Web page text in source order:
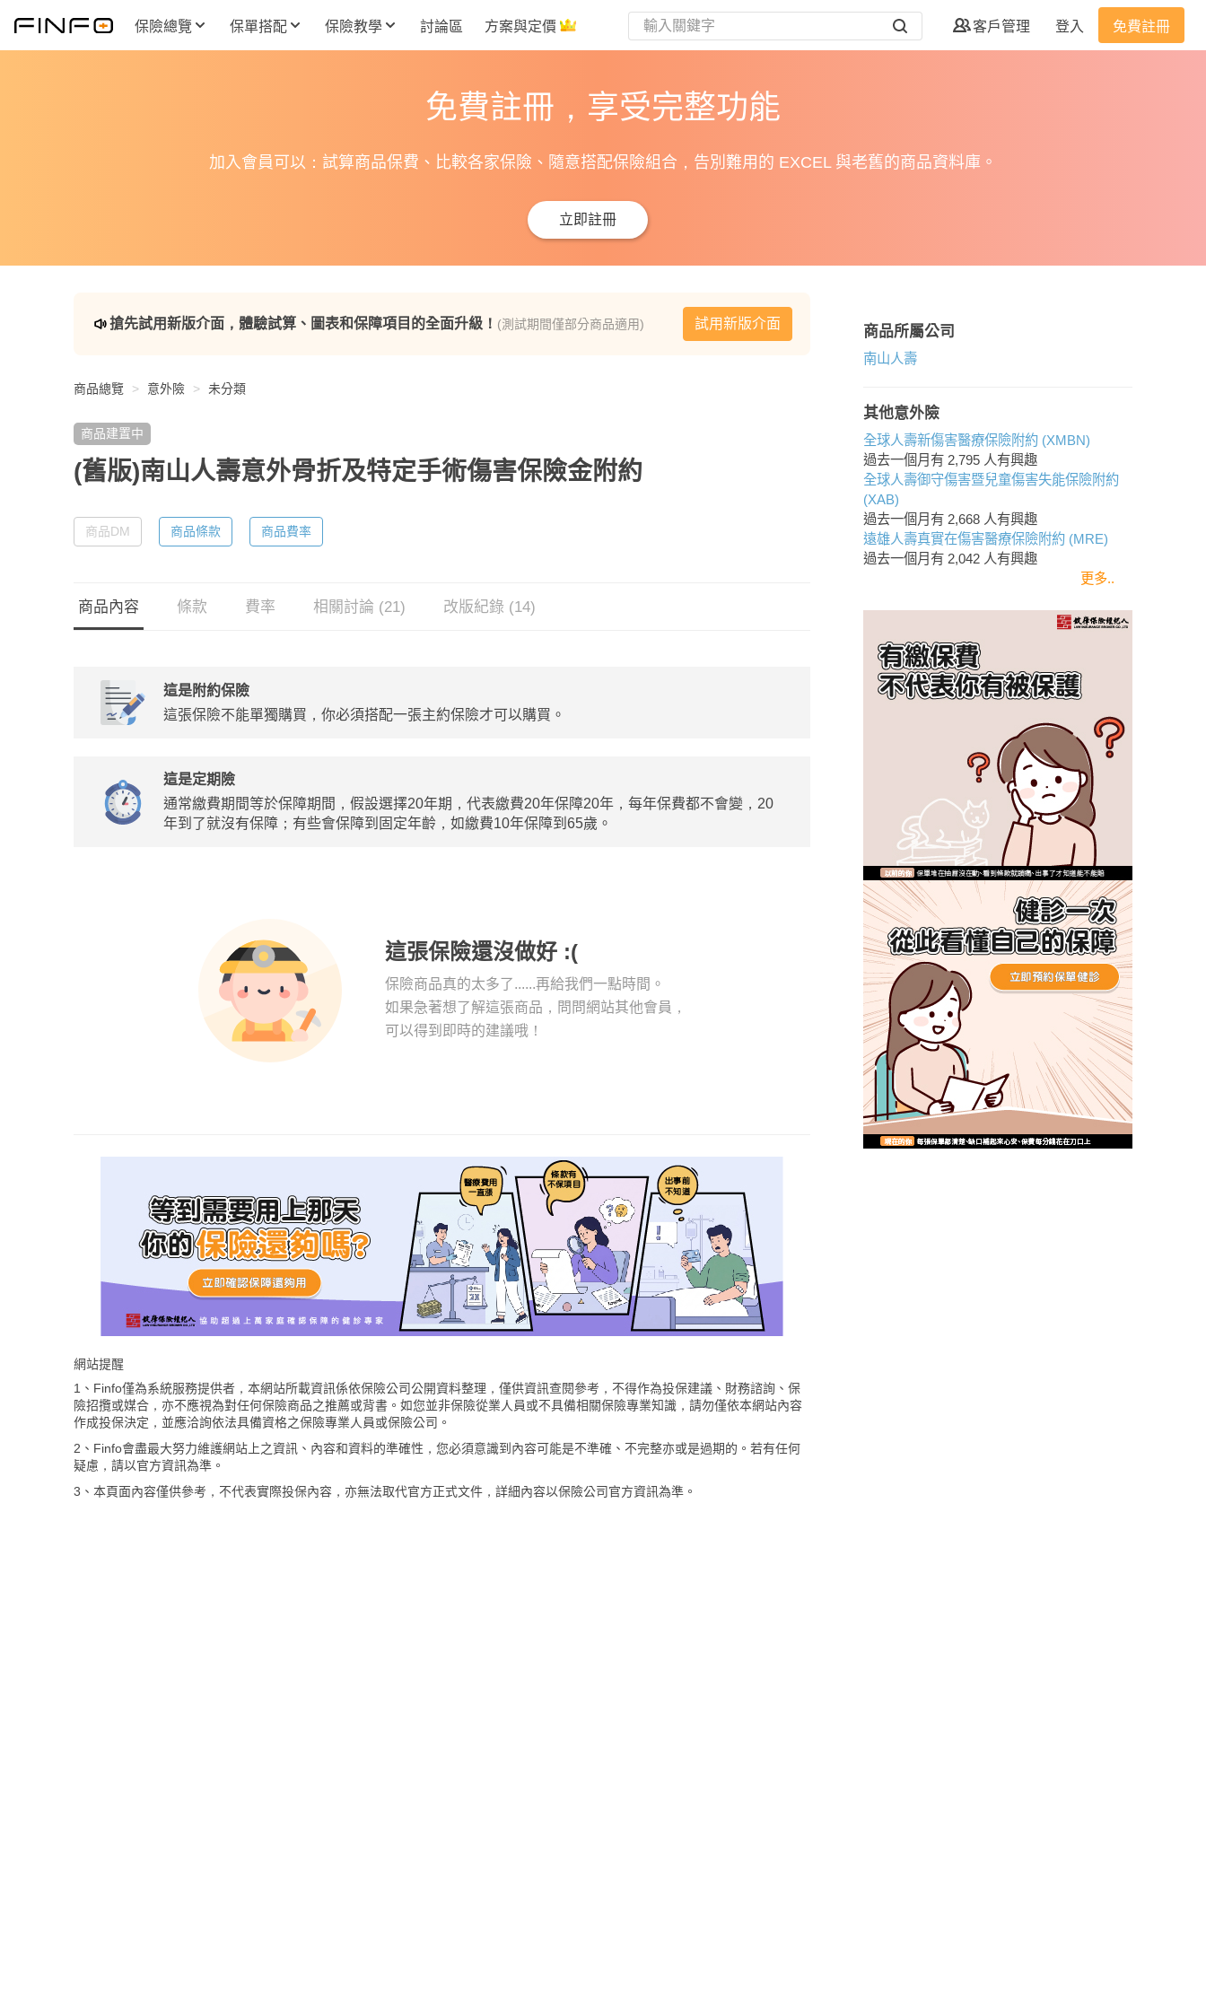
保險總覽 保單搭配 保險教學 討論區 方案與定價 客戶管理 登入 免費註冊
免費註冊，享受完整功能
加入會員可以：試算商品保費、比較各家保險、隨意搭配保險組合，告別難用的 EXCEL 與老舊的商品資料庫。
立即註冊
搶先試用新版介面，體驗試算、圖表和保障項目的全面升級！ (測試期間僅部分商品適用) 試用新版介面
商品總覽 意外險 未分類
商品建置中
(舊版)南山人壽意外骨折及特定手術傷害保險金附約
商品DM 商品條款 商品費率
商品內容 條款 費率 相關討論 (21) 改版紀錄 (14)
這是附約保險
這張保險不能單獨購買，你必須搭配一張主約保險才可以購買。
這是定期險
通常繳費期間等於保障期間，假設選擇20年期，代表繳費20年保障20年，每年保費都不會變，20
年到了就沒有保障；有些會保障到固定年齡，如繳費10年保障到65歲。
這張保險還沒做好 :(
保險商品真的太多了......再給我們一點時間。
如果急著想了解這張商品，問問網站其他會員，
可以得到即時的建議哦！
網站提醒
1、Finfo僅為系統服務提供者，本網站所載資訊係依保險公司公開資料整理，僅供資訊查閱參考，不得作為投保建議、財務諮詢、保
險招攬或媒合，亦不應視為對任何保險商品之推薦或背書。如您並非保險從業人員或不具備相關保險專業知識，請勿僅依本網站內容
作成投保決定，並應洽詢依法具備資格之保險專業人員或保險公司。
2、Finfo會盡最大努力維護網站上之資訊、內容和資料的準確性，您必須意識到內容可能是不準確、不完整亦或是過期的。若有任何
疑慮，請以官方資訊為準。
3、本頁面內容僅供參考，不代表實際投保內容，亦無法取代官方正式文件，詳細內容以保險公司官方資訊為準。
商品所屬公司
南山人壽
其他意外險
全球人壽新傷害醫療保險附約 (XMBN)
過去一個月有 2,795 人有興趣
全球人壽御守傷害暨兒童傷害失能保險附約
(XAB)
過去一個月有 2,668 人有興趣
遠雄人壽真實在傷害醫療保險附約 (MRE)
過去一個月有 2,042 人有興趣
更多..